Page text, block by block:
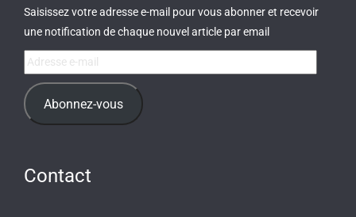
Saisissez votre adresse e-mail pour vous abonner et recevoir
une notification de chaque nouvel article par email
Adresse
e-
mail Abonnez-vous
Contact